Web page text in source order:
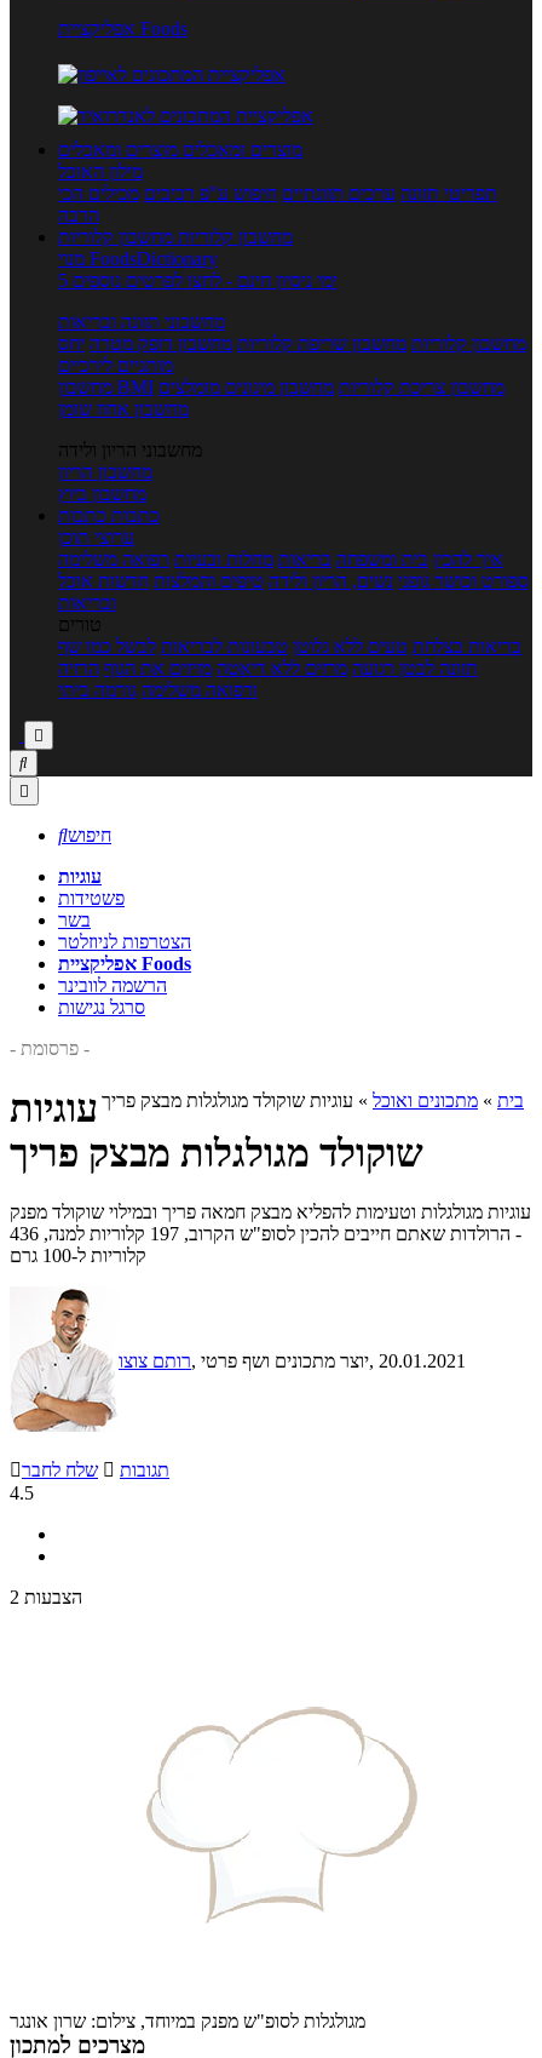
אפליקציית Foods
מוצרים ומאכלים מוצרים ומאכלים
מילון האוכל
תפריטי תזונה ערכים תזונתיים חיפוש ע"פ רכיבים מכילים הכי
הרבה
מחשבון קלוריות מחשבון קלוריות
מנוי FoodsDictionary
5 ימי ניסיון חינם - לחצו לפרטים נוספים
מחשבוני תזונה ובריאות
מחשבון קלוריות מחשבון שריפת קלוריות מחשבון דופק מטרה יחס
מותניים לירכיים
מחשבון BMI
מחשבון צריכת קלוריות מחשבון מינונים מומלצים
מחשבון אחוז שומן
מחשבוני הריון ולידה
מחשבון הריון
מחשבון ביוץ
כתבות כתבות
ערוצי תוכן
איך להכין בית ומשפחה בריאות מחלות ובעיות רפואה משלימה
ספורט וכושר גופני נשים, הריון ולידה טיפים והמלצות חדשות אוכל
ובריאות
טורים
בריאות בצלחת טעים ללא גלוטן טבעונות לבריאות לבשל כמו שף
תזונה לבטן רגועה מרזים ללא דיאטה מזיזים את הגוף הרזיה
ורפואה משלימה גורמה ביתי



חיפוש
עוגיות
פשטידות
בשר
הצטרפות לניוזלטר
אפליקציית Foods
הרשמה לוובינר
סרגל נגישות
- פרסומת -
בית » מתכונים ואוכל » עוגיות שוקולד מגולגלות מבצק פריך עוגיות
שוקולד מגולגלות מבצק פריך
עוגיות מגולגלות וטעימות להפליא מבצק חמאה פריך ובמילוי שוקולד מפנק
- הרולדות שאתם חייבים להכין לסופ"ש הקרוב, 197 קלוריות למנה, 436
קלוריות ל-100 גרם
רותם צוצו , יוצר מתכונים ושף פרטי, 20.01.2021
שלח לחבר  תגובות
4.5
2 הצבעות
מגולגלות לסופ"ש מפנק במיוחד, צילום: שרון אונגר
מצרכים למתכון